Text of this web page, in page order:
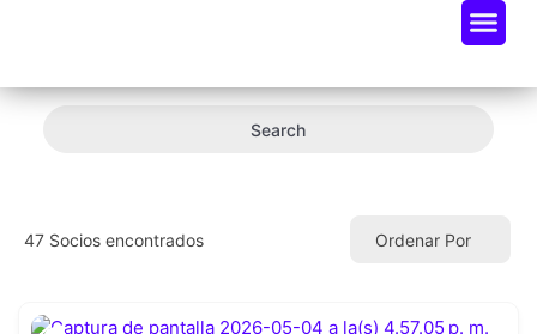
Search
47 Socios encontrados Ordenar Por